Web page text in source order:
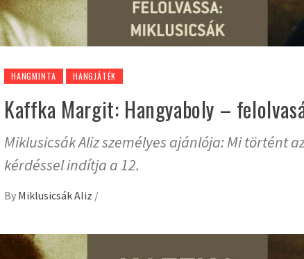
HANGMINTA HANGJÁTÉK
Kaffka Margit: Hangyaboly –
Miklusicsák Aliz személyes ajánlója: Mi történt
kérdéssel indítja a 12.
By Miklusicsák Aliz /